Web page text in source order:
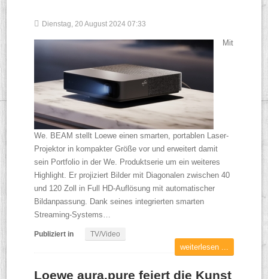
Dienstag, 20 August 2024 07:33
Mit
We. BEAM stellt Loewe einen smarten, portablen Laser-
Projektor in kompakter Größe vor und erweitert damit
sein Portfolio in der We. Produktserie um ein weiteres
Highlight. Er projiziert Bilder mit Diagonalen zwischen 40
und 120 Zoll in Full HD-Auflösung mit automatischer
Bildanpassung. Dank seines integrierten smarten
Streaming-Systems…
Publiziert in TV/Video
weiterlesen ...
Loewe aura.pure feiert die Kunst